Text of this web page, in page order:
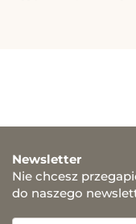
Newsletter
Nie chcesz
do naszego